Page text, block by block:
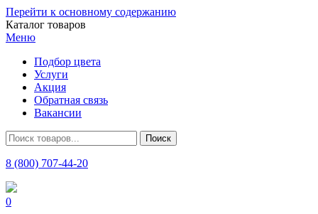
Перейти к основному содержанию
Каталог товаров
Меню
Подбор цвета
Услуги
Акция
Обратная связь
Вакансии
8 (800) 707-44-20
0